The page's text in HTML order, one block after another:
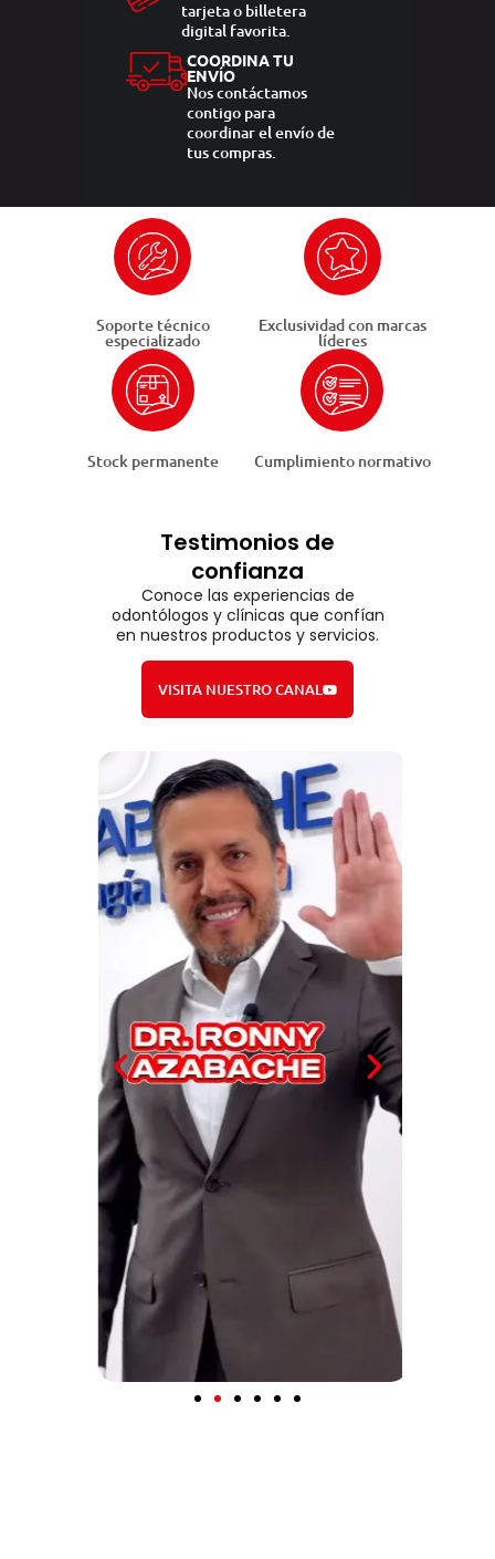
tarjeta o billetera
digital favorita.
COORDINA TU
ENVÍO
Nos contáctamos
contigo para
coordinar el envío de
tus compras.
Soporte técnico
especializado
Exclusividad con marcas
líderes
Stock permanente Cumplimiento normativo
Testimonios de
confianza
Conoce las experiencias de
odontólogos y clínicas que confían
en nuestros productos y servicios.
VISITA NUESTRO CANAL